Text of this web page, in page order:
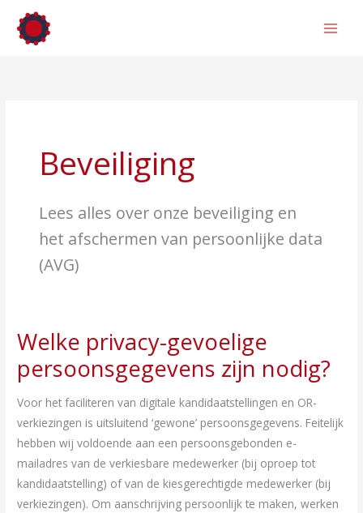
naar
Beveiliging
Lees alles over onze beveiliging en
het afschermen van persoonlijke data
(AVG)
Welke privacy-gevoelige
persoonsgegevens zijn nodig?
Voor het faciliteren van digitale kandidaatstellingen en OR-
verkiezingen is uitsluitend ‘gewone’ persoonsgegevens. Feitelijk
hebben wij voldoende aan een persoonsgebonden e-
mailadres van de verkiesbare medewerker (bij oproep tot
kandidaatstelling) of van de kiesgerechtigde medewerker (bij
verkiezingen). Om aanschrijving persoonlijk te maken, werken
Welke
gevoelige
persoonsgegevens
zijn
nodig?